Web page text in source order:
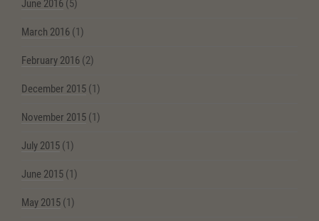
June 2016 (5)
March 2016 (1)
February 2016 (2)
December 2015 (1)
November 2015 (1)
July 2015 (1)
June 2015 (1)
May 2015 (1)